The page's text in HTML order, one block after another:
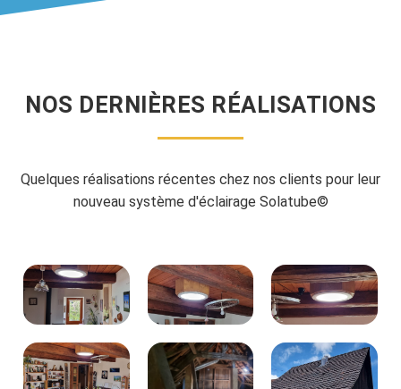
NOS DERNIÈRES RÉALISATIONS
Quelques réalisations récentes chez nos clients pour leur
nouveau système d'éclairage Solatube©